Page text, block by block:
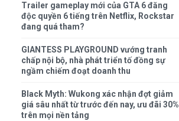
Trailer gameplay mới của GTA 6 đăng
độc quyền 6 tiếng trên Netflix, Rockstar
đang quá tham?
GIANTESS PLAYGROUND vướng tranh
chấp nội bộ, nhà phát triển tố đồng sự
ngầm chiếm đoạt doanh thu
Black Myth: Wukong xác nhận đợt giảm
giá sâu nhất từ trước đến nay, ưu đãi 30%
trên mọi nền tảng